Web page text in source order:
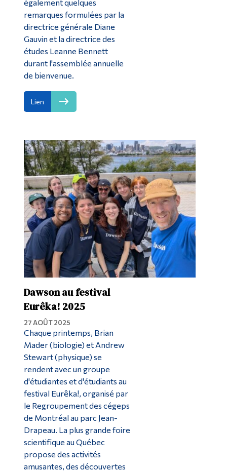
également quelques
remarques formulées par la
directrice générale Diane
Gauvin et la directrice des
études Leanne Bennett
durant l'assemblée annuelle
de bienvenue.
Lien
Dawson au festival
Eurêka! 2025
27 AOÛT 2025
Chaque printemps, Brian
Mader (biologie) et Andrew
Stewart (physique) se
rendent avec un groupe
d'étudiantes et d'étudiants au
festival Eurêka!, organisé par
le Regroupement des cégeps
de Montréal au parc Jean-
Drapeau. La plus grande foire
scientifique au Québec
propose des activités
amusantes, des découvertes